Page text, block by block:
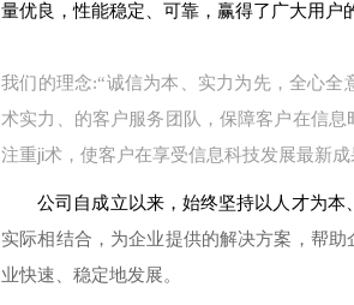
量优良，性能稳定、可靠，赢得了广大用户
我们的理念:“诚信为本、实力为先，全心
术实力、 的客户服务团队，保障客户在信
注重ji术，使客户在享受信息科技发展最新
公司自成立以来，始终坚持以人才为
实际相结合，为企业提供的解决方案，帮
业快速、稳定地发展。